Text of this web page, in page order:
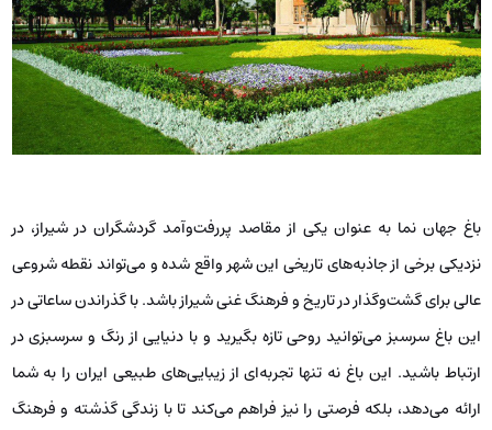
باغ جهان نما به عنوان یکی از مقاصد پررفت‌وآمد گردشگران در شیراز، در
نزدیکی برخی از جاذبه‌های تاریخی این شهر واقع شده و می‌تواند نقطه شروعی
عالی برای گشت‌وگذار در تاریخ و فرهنگ غنی شیراز باشد. با گذراندن ساعاتی در
این باغ سرسبز می‌توانید روحی تازه بگیرید و با دنیایی از رنگ و سرسبزی در
ارتباط باشید. این باغ نه تنها تجربه‌ای از زیبایی‌های طبیعی ایران را به شما
ارائه می‌دهد، بلکه فرصتی را نیز فراهم می‌کند تا با زندگی گذشته و فرهنگ